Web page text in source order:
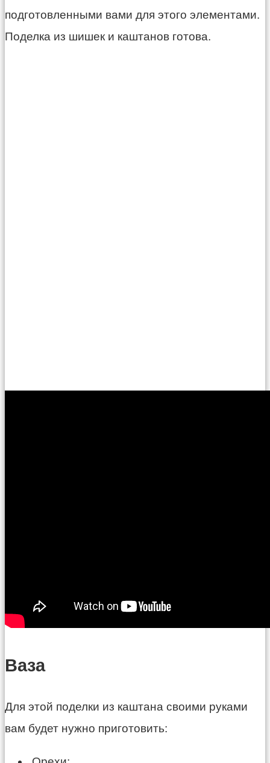
подготовленными вами для этого элементами.
Поделка из шишек и каштанов готова.
Ваза
Для этой поделки из каштана своими руками
вам будет нужно приготовить: